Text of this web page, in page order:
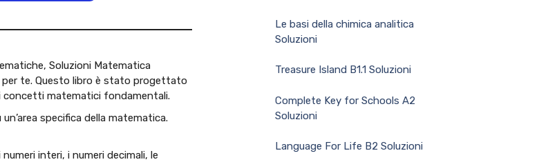
Soluzioni Matematica
per te. Questo libro è stato progettato
concetti matematici fondamentali.
specifica della matematica.
interi, i numeri decimali, le
Le basi della chimica analitica
Soluzioni
Treasure Island B1.1 Soluzioni
Complete Key for Schools A2
Soluzioni
Language For Life B2 Soluzioni